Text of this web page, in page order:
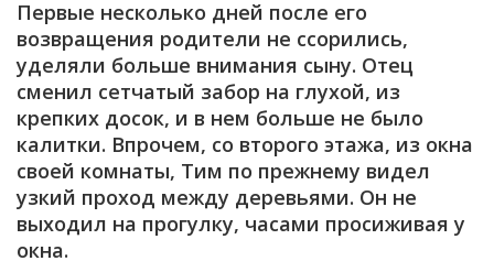
Первые несколько дней после его
возвращения родители не ссорились,
уделяли больше внимания сыну. Отец
сменил сетчатый забор на глухой, из
крепких досок, и в нем больше не было
калитки. Впрочем, со второго этажа, из окна
своей комнаты, Тим по прежнему видел
узкий проход между деревьями. Он не
выходил на прогулку, часами просиживая у
окна.